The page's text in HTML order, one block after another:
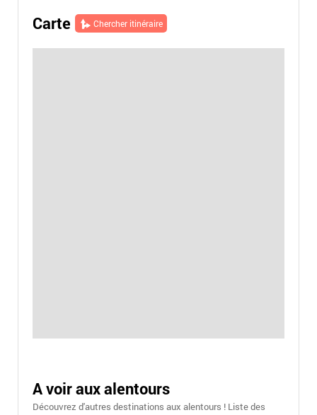
Carte Chercher itinéraire
A voir aux alentours
Découvrez d'autres destinations aux alentours ! Liste des